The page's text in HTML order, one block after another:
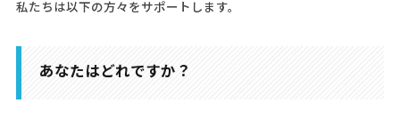
私たちは以下の方々をサポートします。
あなたはどれですか？